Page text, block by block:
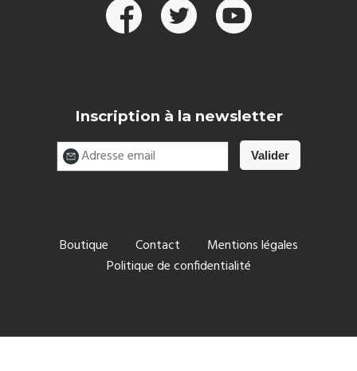
Inscription à la newsletter
Boutique Contact
Mentions légales
Politique de confidentialité